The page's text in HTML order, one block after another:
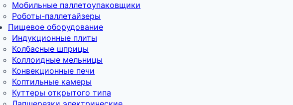
Мобильные паллетоупаковщики
Роботы-паллетайзеры
Пищевое оборудование
Индукционные плиты
Колбасные шприцы
Коллоидные мельницы
Конвекционные печи
Коптильные камеры
Куттеры открытого типа